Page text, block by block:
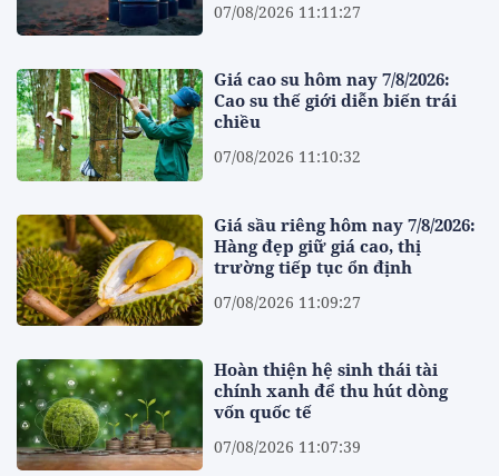
07/08/2026 11:11:27
Giá cao su hôm nay 7/8/2026:
Cao su thế giới diễn biến trái
chiều
07/08/2026 11:10:32
Giá sầu riêng hôm nay 7/8/2026:
Hàng đẹp giữ giá cao, thị
trường tiếp tục ổn định
07/08/2026 11:09:27
Hoàn thiện hệ sinh thái tài
chính xanh để thu hút dòng
vốn quốc tế
07/08/2026 11:07:39